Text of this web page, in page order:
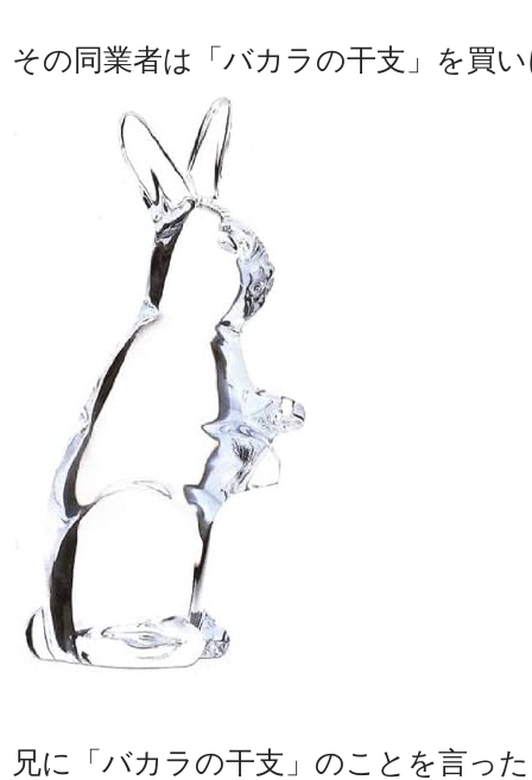
その同業者は「バカラの干支」を買
兄に「バカラの干支」のことを言っ